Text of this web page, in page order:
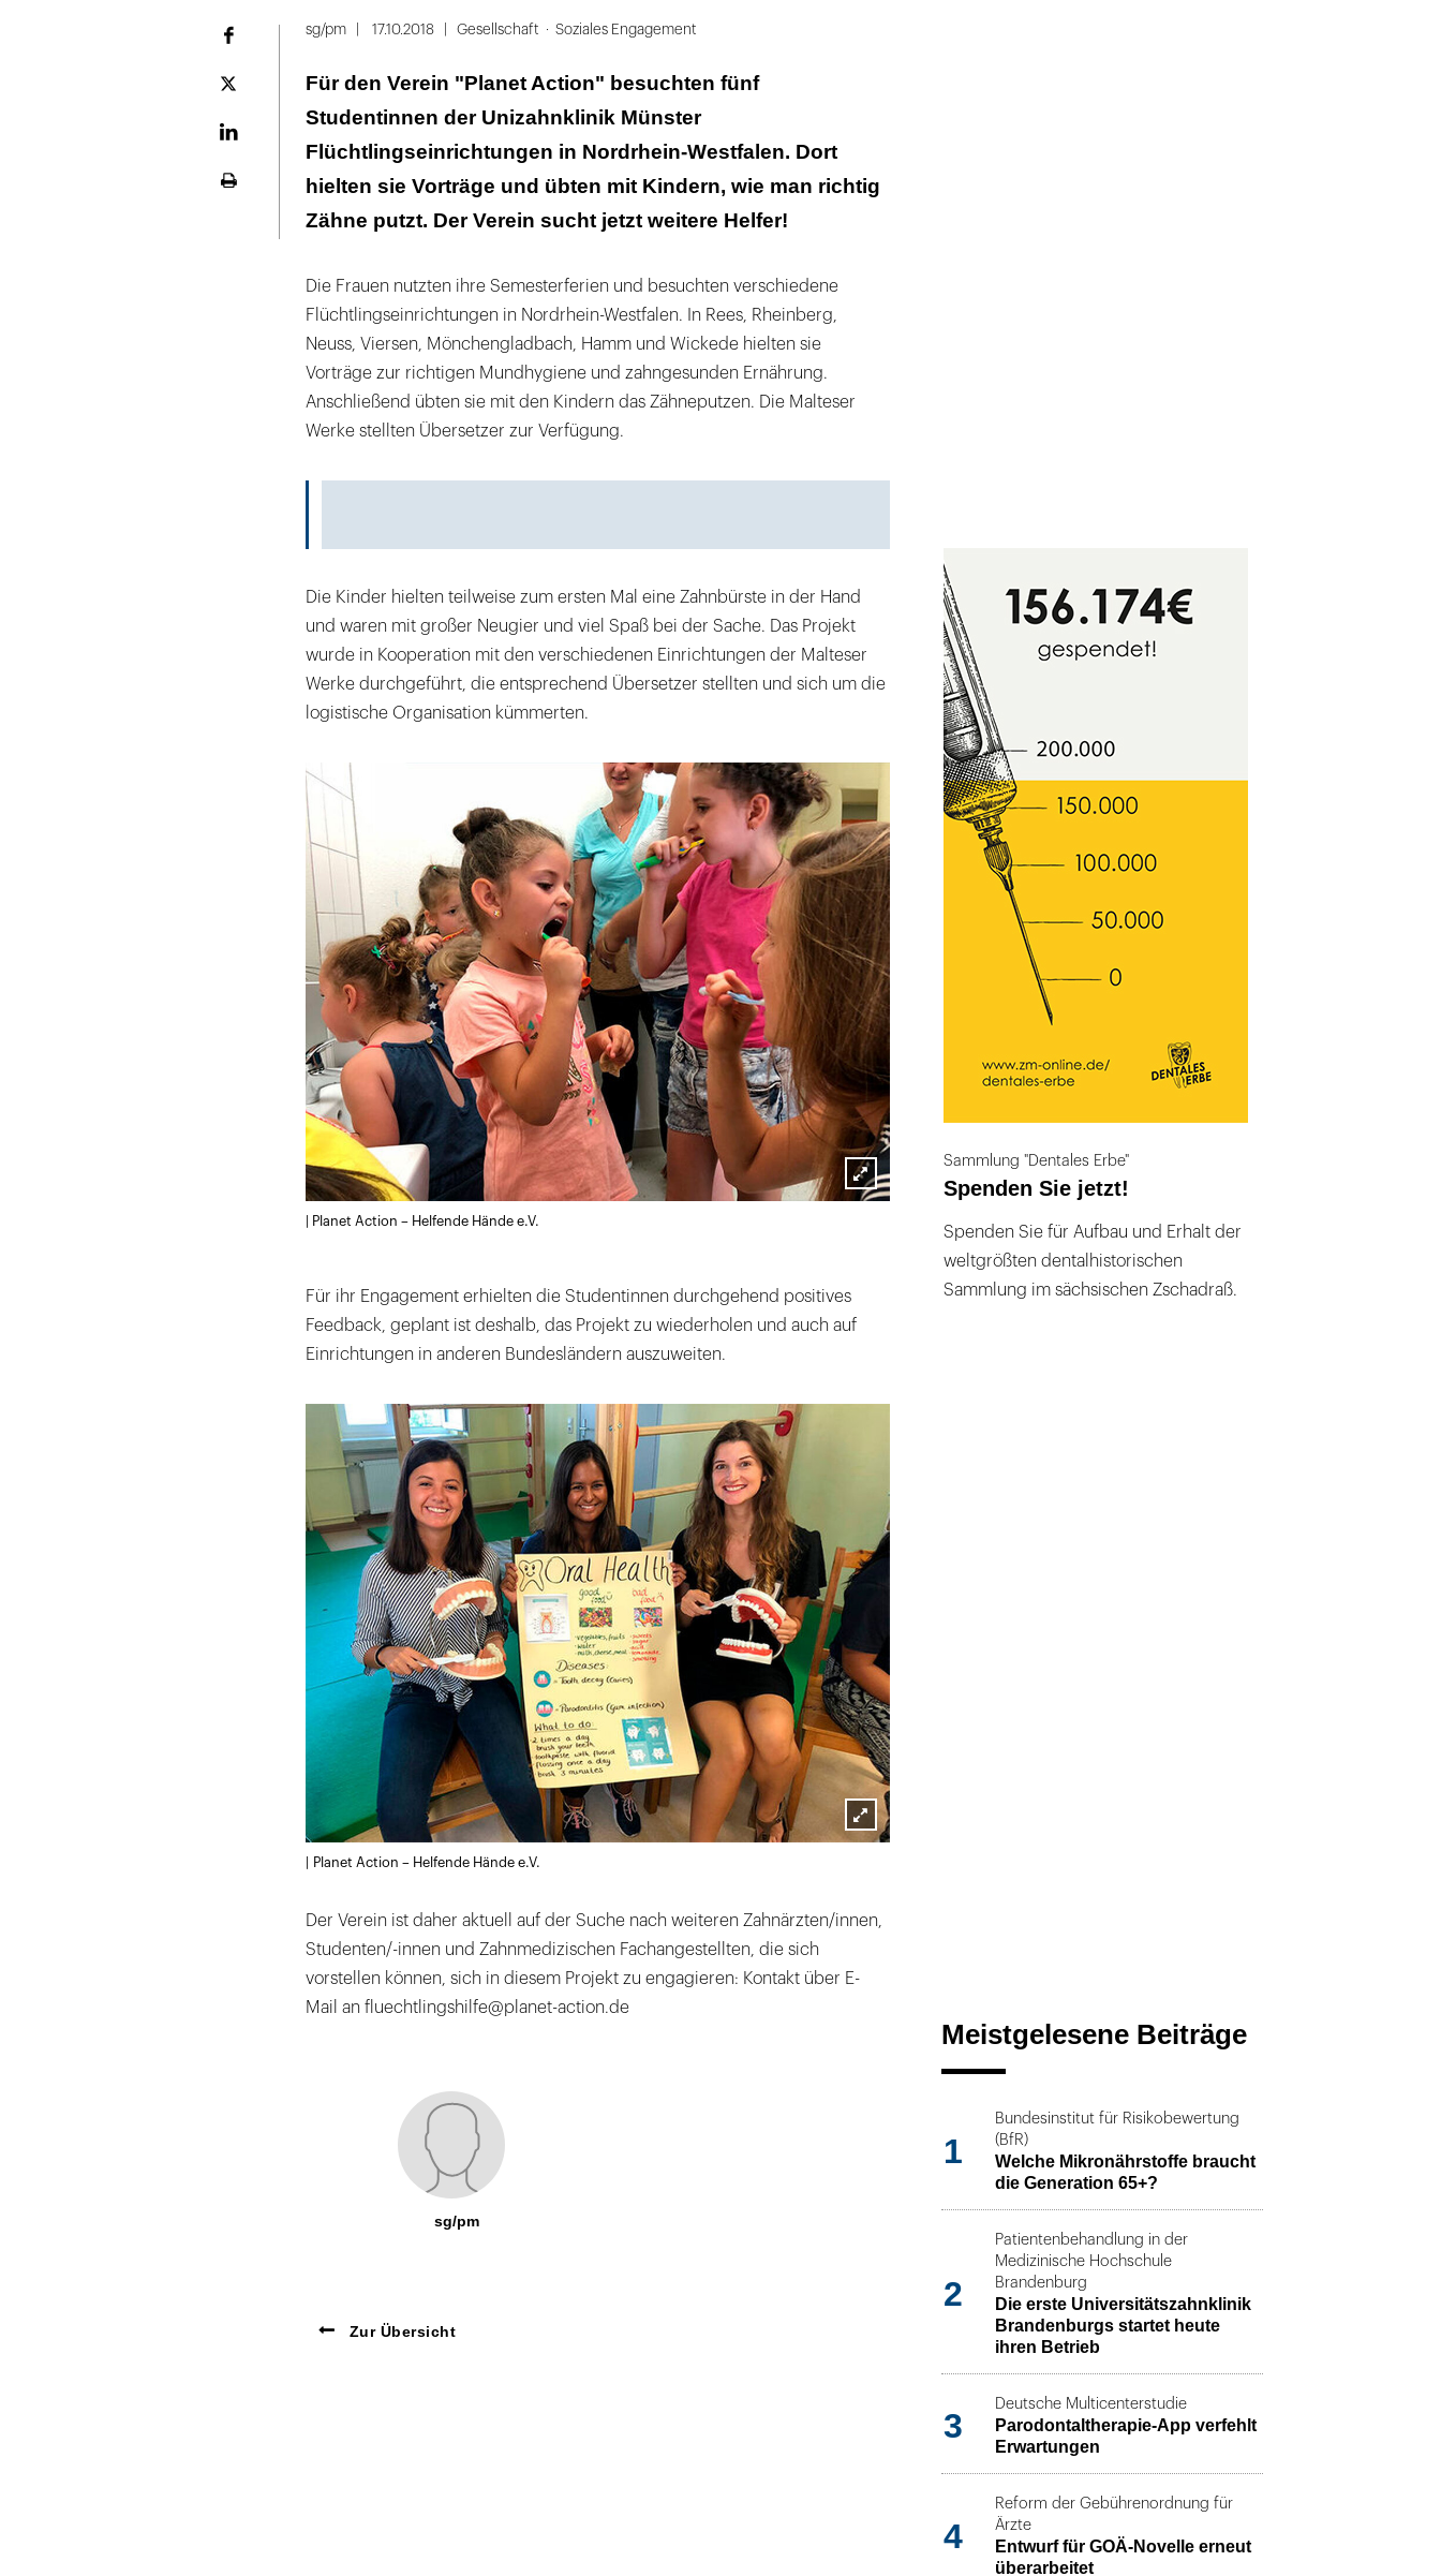
Plattform
sg/pm 17.10.2018 Gesellschaft Soziales Engagement
Für den Verein "Planet Action" besuchten fünf
Studentinnen der Unizahnklinik Münster
Flüchtlingseinrichtungen in Nordrhein-Westfalen. Dort
hielten sie Vorträge und übten mit Kindern, wie man richtig
Zähne putzt. Der Verein sucht jetzt weitere Helfer!
Die Frauen nutzten ihre Semesterferien und besuchten verschiedene
Flüchtlingseinrichtungen in Nordrhein-Westfalen. In Rees, Rheinberg,
Neuss, Viersen, Mönchengladbach, Hamm und Wickede hielten sie
Vorträge zur richtigen Mundhygiene und zahngesunden Ernährung.
Anschließend übten sie mit den Kindern das Zähneputzen. Die Malteser
Werke stellten Übersetzer zur Verfügung.
Die Kinder hielten teilweise zum ersten Mal eine Zahnbürste in der Hand
und waren mit großer Neugier und viel Spaß bei der Sache. Das Projekt
wurde in Kooperation mit den verschiedenen Einrichtungen der Malteser
Werke durchgeführt, die entsprechend Übersetzer stellten und sich um die
logistische Organisation kümmerten.
Lightbox
| Planet Action – Helfende Hände e.V.
Für ihr Engagement erhielten die Studentinnen durchgehend positives
Feedback, geplant ist deshalb, das Projekt zu wiederholen und auch auf
Einrichtungen in anderen Bundesländern auszuweiten.
Lightbox
| Planet Action – Helfende Hände e.V.
Der Verein ist daher aktuell auf der Suche nach weiteren Zahnärzten/innen,
Studenten/-innen und Zahnmedizischen Fachangestellten, die sich
vorstellen können, sich in diesem Projekt zu engagieren: Kontakt über E-
Mail an fluechtlingshilfe@planet-action.de
sg/pm
Zur Übersicht
Sammlung "Dentales Erbe"
Spenden Sie jetzt!
Spenden Sie für Aufbau und Erhalt der
weltgrößten dentalhistorischen
Sammlung im sächsischen Zschadraß.
Meistgelesene Beiträge
1
Bundesinstitut für Risikobewertung
(BfR)
Welche Mikronährstoffe braucht
die Generation 65+?
2
Patientenbehandlung in der
Medizinische Hochschule
Brandenburg
Die erste Universitätszahnklinik
Brandenburgs startet heute
ihren Betrieb
3
Deutsche Multicenterstudie
Parodontaltherapie-App verfehlt
Erwartungen
4
Reform der Gebührenordnung für
Ärzte
Entwurf für GOÄ-Novelle erneut
überarbeitet